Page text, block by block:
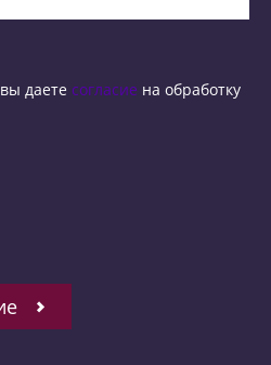
даете согласие на обработку